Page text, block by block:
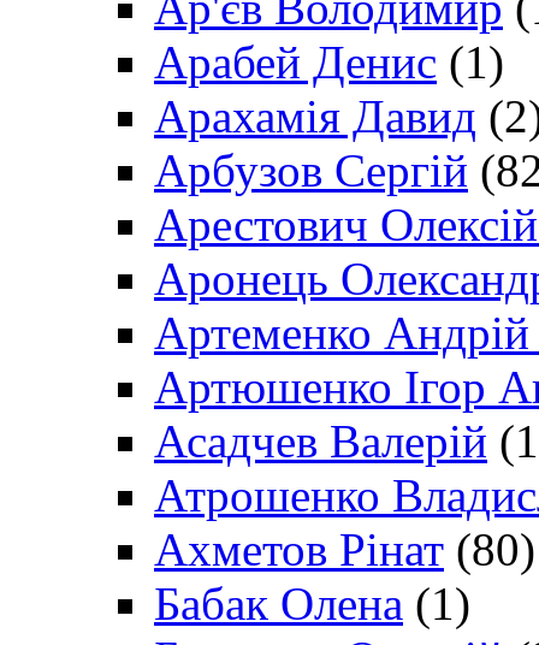
Арабей Денис (1)
Арахамія Давид
Арбузов Сергій
Арестович
Аронець
Артеменко Андрій
Артюшенко Ігор
Асадчев Валерій
Атрошенко
Ахметов Рінат (80)
Бабак Олена (1)